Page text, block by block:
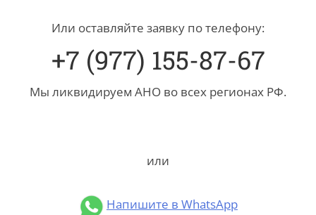
Или оставляйте заявку по телефону:
+7 (977) 155-87-67
Мы ликвидируем АНО во всех регионах РФ.
или
Напишите в WhatsApp